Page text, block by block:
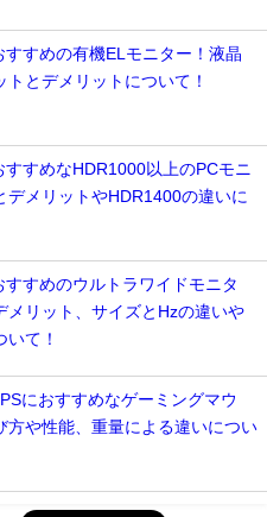
すすめの有機ELモニター！液晶
トとデメリットについて！
すすめなHDR1000以上のPCモニ
デメリットやHDR1400の違いに
すすめのウルトラワイドモニタ
メリット、サイズとHzの違いや
て！
におすすめなゲーミングマウ
方や性能、重量による違いについ